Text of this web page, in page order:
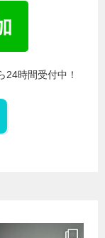
24時間受付中！